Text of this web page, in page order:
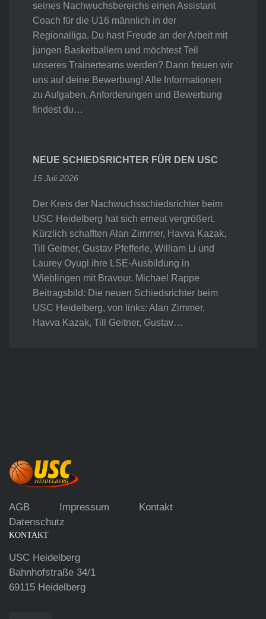
seines Nachwuchsbereichs einen Assistant
Coach für die U16 männlich in der
Regionalliga. Du hast Freude an der Arbeit mit
jungen Basketballern und möchtest Teil
unseres Trainerteams werden? Dann freuen wir
uns auf deine Bewerbung! Alle Informationen
zu Aufgaben, Anforderungen und Bewerbung
findest du…
NEUE SCHIEDSRICHTER FÜR DEN USC
15 Juli 2026
Der Kreis der Nachwuchsschiedsrichter beim
USC Heidelberg hat sich erneut vergrößert.
Kürzlich schafften Alan Zimmer, Havva Kazak,
Till Geitner, Gustav Pfefferle, William Li und
Laurey Oyugi ihre LSE-Ausbildung in
Wieblingen mit Bravour. Michael Rappe
Beitragsbild: Die neuen Schiedsrichter beim
USC Heidelberg, von links: Alan Zimmer,
Havva Kazak, Till Geitner, Gustav…
AGB Impressum
Kontakt
Datenschutz
KONTAKT
USC Heidelberg
Bahnhofstraße 34/1
69115 Heidelberg